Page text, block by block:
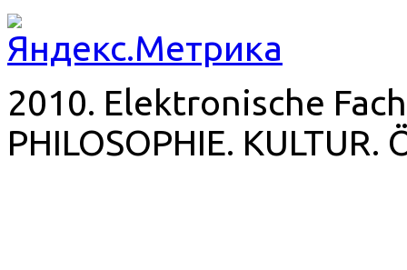
2010. Elektronische
PHILOSOPHIE. KULTUR.